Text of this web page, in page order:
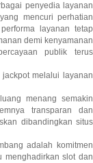
penyedia layanan
mencuri perhatian
layanan tetap
demi kenyamanan
publik terus
melalui layanan
menang semakin
transparan dan
dibandingkan situs
adalah komitmen
menghadirkan slot dan